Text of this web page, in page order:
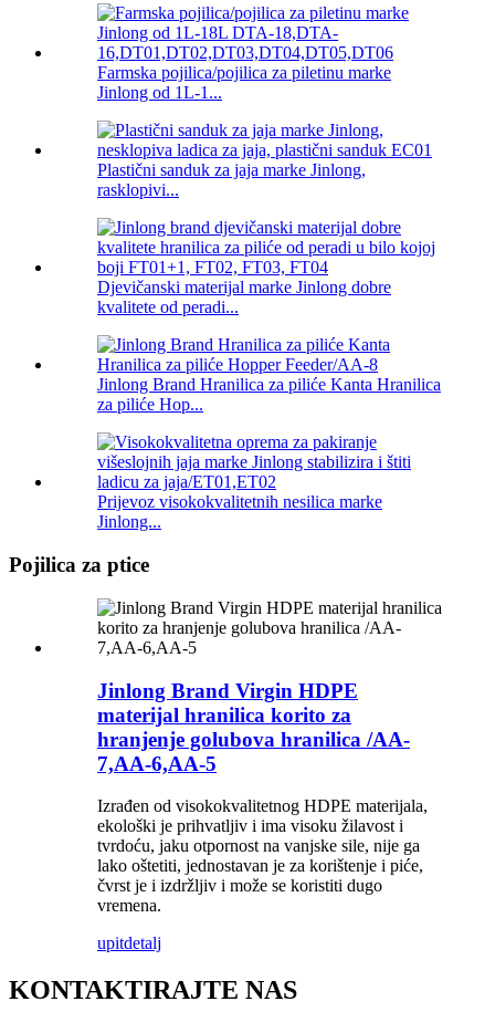
Farmska pojilica/pojilica za piletinu marke
Jinlong od 1L-1...
Plastični sanduk za jaja marke Jinlong,
rasklopivi...
Djevičanski materijal marke Jinlong dobre
kvalitete od peradi...
Jinlong Brand Hranilica za piliće Kanta Hranilica
za piliće Hop...
Prijevoz visokokvalitetnih nesilica marke
Jinlong...
Pojilica za ptice
Jinlong Brand Virgin HDPE
materijal hranilica korito za
hranjenje golubova hranilica /AA-
7,AA-6,AA-5
Izrađen od visokokvalitetnog HDPE materijala,
ekološki je prihvatljiv i ima visoku žilavost i
tvrdoću, jaku otpornost na vanjske sile, nije ga
lako oštetiti, jednostavan je za korištenje i piće,
čvrst je i izdržljiv i može se koristiti dugo
vremena.
upitdetalj
KONTAKTIRAJTE NAS